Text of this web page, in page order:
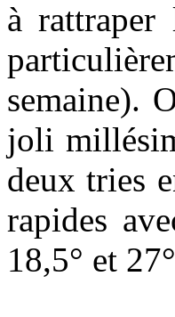
à rattraper
semaine).
joli
deux tries
rapides
18,5° et